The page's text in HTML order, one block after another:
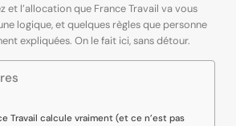
et l’allocation que France Travail va vous
logique, et quelques règles que personne
expliquées. On le fait ici, sans détour.
Travail calcule vraiment (et ce n’est pas